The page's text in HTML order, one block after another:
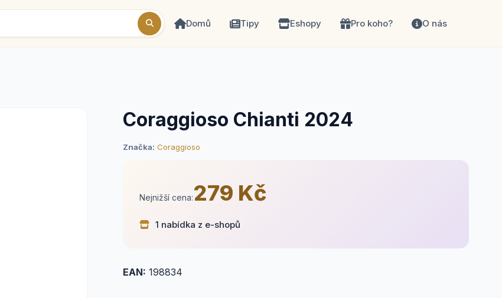
Domů Tipy Eshopy Pro koho? O nás
Coraggioso Chianti 2024
Značka: Coraggioso
Nejnižší cena:279 Kč
1 nabídka z e-shopů
EAN: 198834